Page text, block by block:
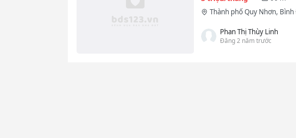
Thành phố Quy Nhơn,
Phan Thị Thùy Linh
Đăng 2 năm trước